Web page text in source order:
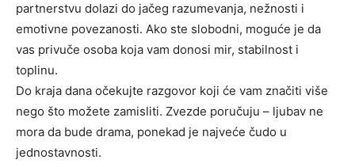
partnerstvu dolazi do jačeg razumevanja, nežnosti i
emotivne povezanosti. Ako ste slobodni, moguće je da
vas privuče osoba koja vam donosi mir, stabilnost i
toplinu.
Do kraja dana očekujte razgovor koji će vam značiti više
nego što možete zamisliti. Zvezde poručuju – ljubav ne
mora da bude drama, ponekad je najveće čudo u
jednostavnosti.